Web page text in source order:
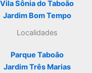
Vila Sônia do Taboão
Jardim Bom Tempo
Localidades
Parque Taboão
Jardim Três Marias